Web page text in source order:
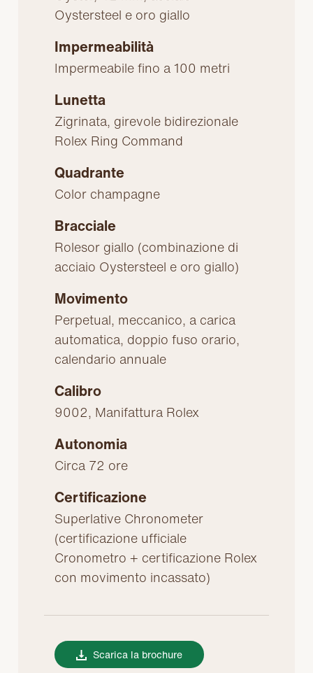
Oystersteel e oro giallo
Impermeabilità
Impermeabile fino a 100 metri
Lunetta
Zigrinata, girevole bidirezionale
Rolex Ring Command
Quadrante
Color champagne
Bracciale
Rolesor giallo (combinazione di
acciaio Oystersteel e oro giallo)
Movimento
Perpetual, meccanico, a carica
automatica, doppio fuso orario,
calendario annuale
Calibro
9002, Manifattura Rolex
Autonomia
Circa 72 ore
Certificazione
Superlative Chronometer
(certificazione ufficiale
Cronometro + certificazione Rolex
con movimento incassato)
Scarica la brochure